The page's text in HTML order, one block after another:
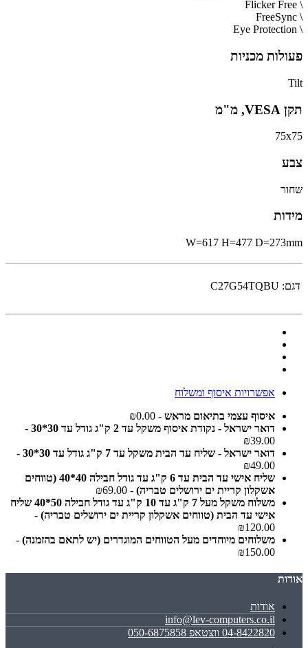
\ Flicker Free
\ FreeSync
\ Eye Protection
פעולות מכניות
Tilt
תקן VESA, מ"מ
75x75
צבע
שחור
מידות
W=617 H=477 D=273mm
דגם: C27G54TQBU
אפשרויות איסוף ומשלוח
איסוף עצמי בתיאום מראש - ₪0.00
דואר ישראל - נקודת איסוף משקל עד 2 ק"ג גודל עד 30*30
-
₪39.00
דואר ישראל - שליח עד הבית משקל עד 7 ק"ג גודל עד 30*30
-
₪49.00
שליח אישי עד הבית עד 6 ק"ג עד גודל חבילה 40*40 (טווחים
אשקלון קריית ים ירושלים טבריה) - ₪69.00
משלוח משקל מעל 7 ק"ג עד 10 ק"ג עד גודל חבילה 50*40 שליח
אישי עד הבית (טווחים אשקלון קריית ים ירושלים טבריה) -
₪120.00
משלוחים מיוחדים מעל הטווחים המוגדרים (יש לתאם בהזמנה) -
₪150.00
אודות
אודות
info@lev-computers.co.il
04-8422820 ווצטאפ 050-6875858